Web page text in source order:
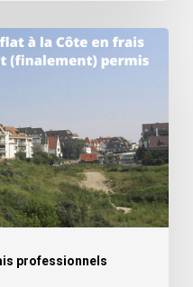
professionnels